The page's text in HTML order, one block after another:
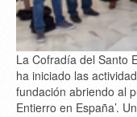
La Cofradía del Santo
ha iniciado las
fundación abriendo al
Entierro en España’.